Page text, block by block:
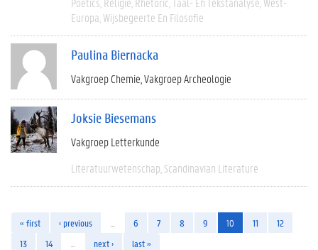
Europa Wijsbegeerte En Filosofie
Paulina Biernacka
Vakgroep Chemie Vakgroep Archeologie
Joksie Biesemans
Vakgroep Letterkunde
Literatuurwetenschap Scandinavian Literature
« first ‹ previous 6 7 8 9 10 11
12
13
14 next › last »